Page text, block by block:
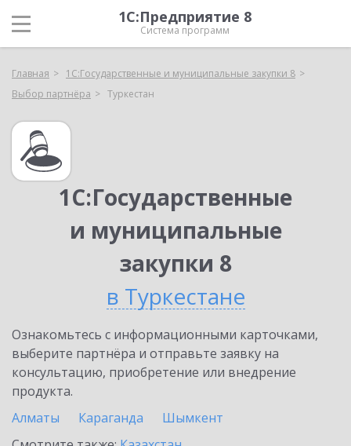
1С:Предприятие 8
Система программ
Главная
1С:Государственные и муниципальные закупки 8
Выбор партнёра
Туркестан
1С:Государственные
и муниципальные
закупки 8
в Туркестане
Ознакомьтесь с информационными карточками,
выберите партнёра и отправьте заявку на
консультацию, приобретение или внедрение
продукта.
Алматы
Караганда
Шымкент